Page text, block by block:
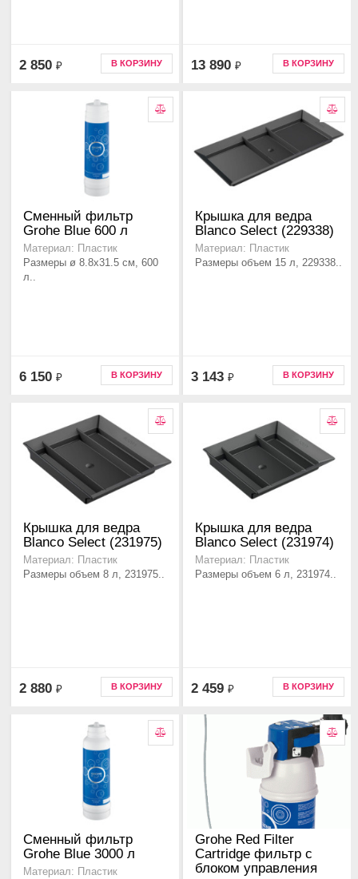
2 850 ₽ В КОРЗИНУ 13 890 ₽ В КОРЗИНУ
Сменный фильтр
Grohe Blue 600 л
Материал: Пластик
Размеры ø 8.8x31.5 см, 600
л..
6 150 ₽ В КОРЗИНУ
Крышка для ведра
Blanco Select (229338)
Материал: Пластик
Размеры объем 15 л, 229338..
3 143 ₽ В КОРЗИНУ
Крышка для ведра
Blanco Select (231975)
Материал: Пластик
Размеры объем 8 л, 231975..
2 880 ₽ В КОРЗИНУ
Крышка для ведра
Blanco Select (231974)
Материал: Пластик
Размеры объем 6 л, 231974..
2 459 ₽ В КОРЗИНУ
Сменный фильтр
Grohe Blue 3000 л
Материал: Пластик
Grohe Red Filter
Cartridge фильтр с
блоком управления